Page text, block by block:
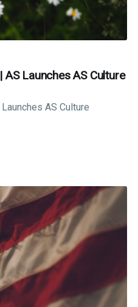
Launches AS Culture
AS Culture